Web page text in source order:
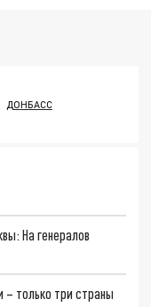
ДОНБАСС
На генералов
– только три страны